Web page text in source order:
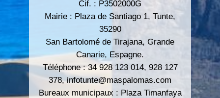
Cif. : P3502000G
Mairie : Plaza de Santiago 1, Tunte,
35290
San Bartolomé de Tirajana, Grande
Canarie, Espagne.
Téléphone : 34 928 123 014, 928 127
378,infotunte@maspalomas.com
Bureaux municipaux : Plaza Timanfaya